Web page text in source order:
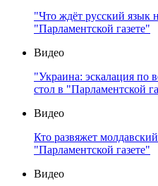
"Что ждёт русский язык
"Парламентской газете"
Видео
"Украина: эскалация по
стол в "Парламентской
Видео
Кто развяжет
"Парламентской газете"
Видео